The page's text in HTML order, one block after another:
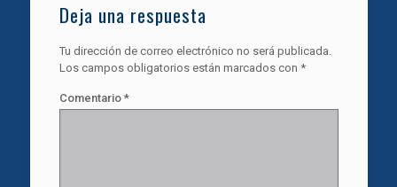
Deja una respuesta
Tu dirección de correo electrónico no será publicada.
Los campos obligatorios están marcados con *
Comentario *